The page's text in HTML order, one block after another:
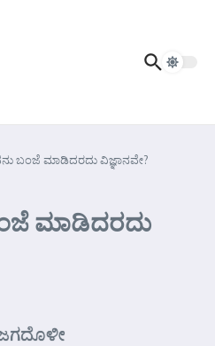
ಬಂಜೆ ಮಾಡಿದರದು ವಿಜ್ಞಾನವೇ?
ಮಾಡಿದರದು